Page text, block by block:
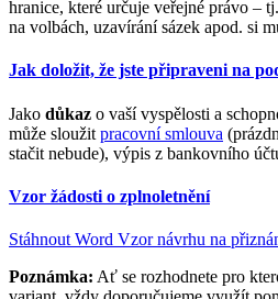
hranice, které určuje veřejné právo –
na volbách, uzavírání sázek apod. si
Jak doložit, že jste připraveni na
Jako důkaz o vaší vyspělosti a
může sloužit pracovní smlouva
stačit nebude), výpis z bankovního
Vzor žádosti o zplnoletnění
Stáhnout Word Vzor návrhu na
Poznámka: Ať se rozhodnete pro